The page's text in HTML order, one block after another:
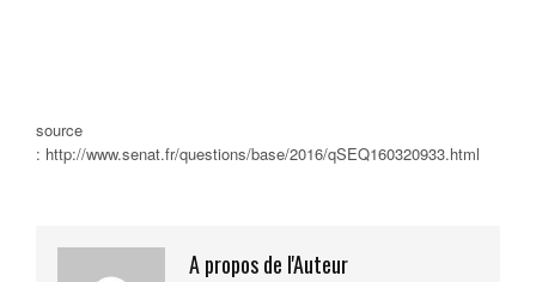
source
: http://www.senat.fr/questions/base/2016/qSEQ160320933.html
A propos de l'Auteur